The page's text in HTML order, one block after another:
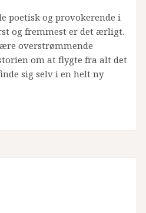
poetisk og provokerende i
og fremmest er det ærligt.
overstrømmende
om at flygte fra alt det
sig selv i en helt ny